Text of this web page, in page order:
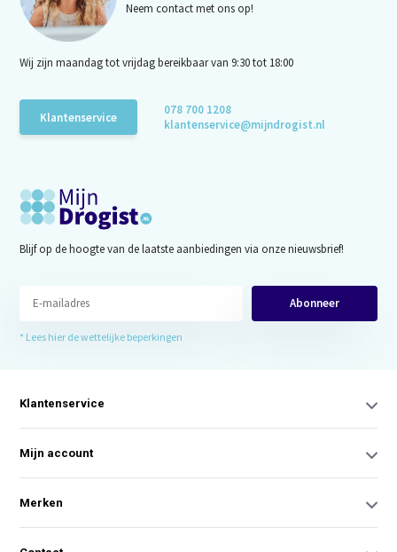
Neem contact met ons op!
Wij zijn maandag tot vrijdag bereikbaar van 9:30 tot 18:00
Klantenservice
078 700 1208
klantenservice@mijndrogist.nl
Blijf op de hoogte van de laatste aanbiedingen via onze nieuwsbrief!
Abonneer
* Lees hier de wettelijke beperkingen
Klantenservice
Mijn account
Merken